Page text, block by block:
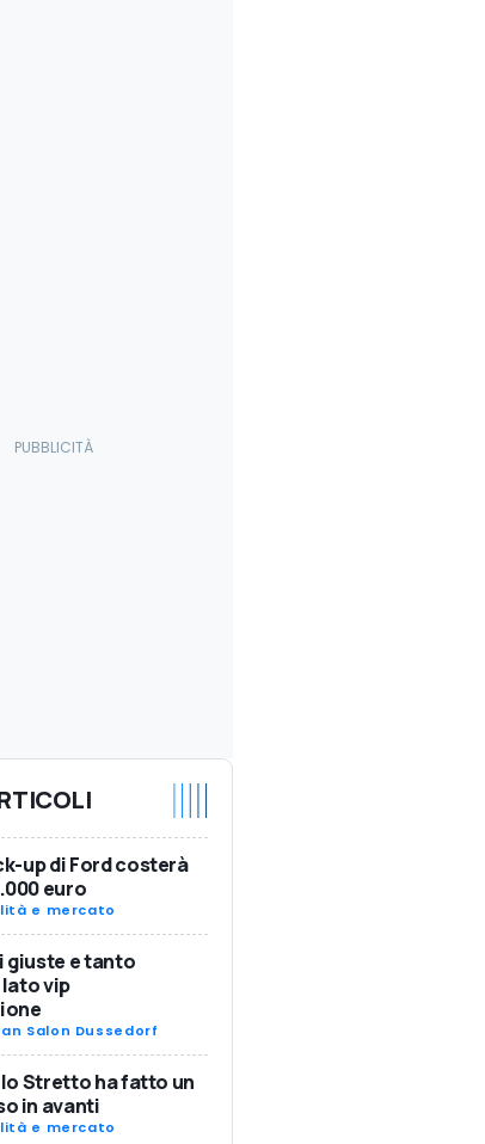
up di Ford costerà
euro
e mercato
giuste e tanto
vip
Salon Dussedorf
Stretto ha fatto un
in avanti
e mercato